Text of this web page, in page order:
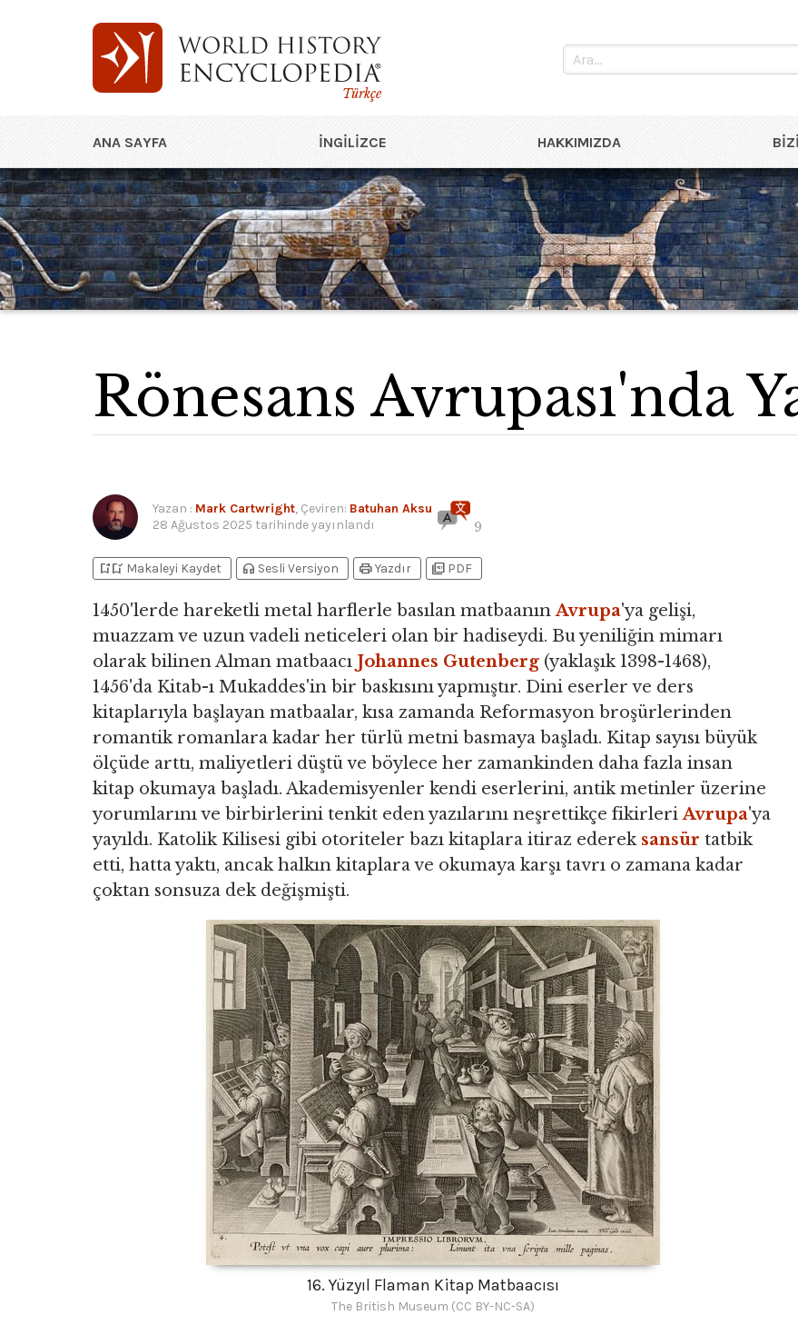
Türkçe
ANA SAYFA İNGILIZCE HAKKIMIZDA
Rönesans Avrupası'nda
Yazan : Mark Cartwright, Çeviren: Batuhan Aksu
28 Ağustos 2025 tarihinde yayınlandı 9
bookmark_addbookmark_added Makaleyi Kaydet headphones Sesli Versiyon printYazdır picture_as_pdf PDF
1450'lerde hareketli metal harflerle basılan matbaanınAvrupa'ya gelişi,
muazzam ve uzun vadeli neticeleri olan bir hadiseydi. Bu yeniliğin mimarı
olarak bilinen Alman matbaacı Johannes Gutenberg (yaklaşık 1398-1468),
1456'da Kitab-ı Mukaddes'in bir baskısını yapmıştır. Dini eserler ve ders
kitaplarıyla başlayan matbaalar, kısa zamanda Reformasyon broşürlerinden
romantik romanlara kadar her türlü metni basmaya başladı. Kitap sayısı büyük
ölçüde arttı, maliyetleri düştü ve böylece her zamankinden daha fazla insan
kitap okumaya başladı. Akademisyenler kendi eserlerini, antik metinler üzerine
yorumlarını ve birbirlerini tenkit eden yazılarını neşrettikçe fikirleriAvrupa'ya
yayıldı. Katolik Kilisesi gibi otoriteler bazı kitaplara itiraz ederek sansür tatbik
etti, hatta yaktı, ancak halkın kitaplara ve okumaya karşı tavrı o zamana kadar
çoktan sonsuza dek değişmişti.
16. Yüzyıl Flaman Kitap Matbaacısı
The British Museum (CC BY-NC-SA)